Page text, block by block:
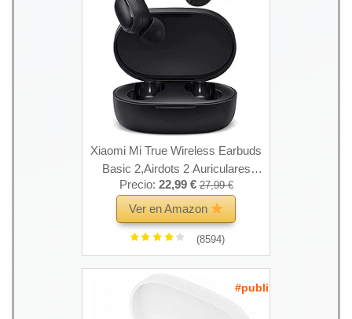
Xiaomi Mi True Wireless Earbuds
Basic 2,Airdots 2 Auriculares
Bluetooth, Auriculares
Inalámbricos Bluetooth
5.0,Estuche de Carga Magnética
(Versión Global) Negro
Precio: 22,99 € 27,99 €
Ver en Amazon
(8594)
#publi